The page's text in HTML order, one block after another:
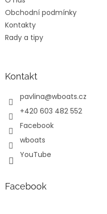
Obchodní podmínky
Kontakty
Rady a tipy
Kontakt
pavlina@wboats.cz
+420 603 482 552
Facebook
wboats
YouTube
Facebook